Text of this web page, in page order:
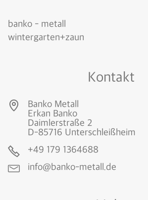
banko - metall
wintergarten+zaun
Kontakt
Banko Metall
Erkan Banko
Daimlerstraße 2
D-85716 Unterschleißheim
+49 179 1364688
info@banko-metall.de